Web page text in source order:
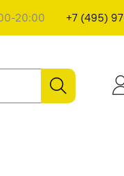
20:00 +7 (495)